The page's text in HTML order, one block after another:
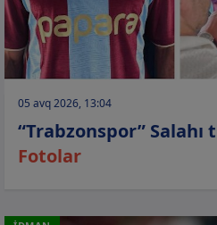
05 avq 2026, 13:04
“Trabzonspor”
Fotolar